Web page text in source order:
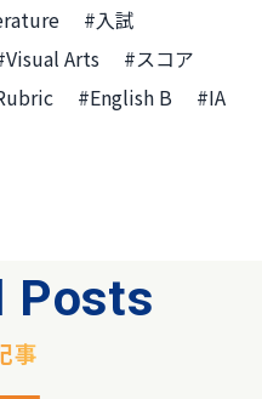
#入試
Arts
#スコア
#English B
#IA
Posts
事